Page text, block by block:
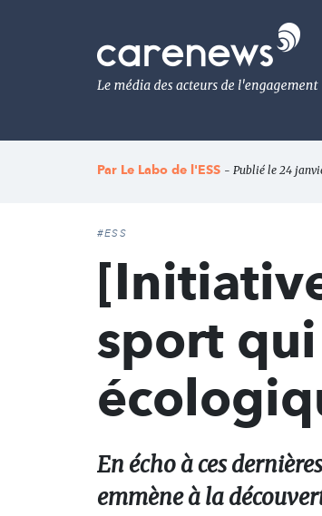
Le
média
de
l'engagement
Par Le Labo de l'ESS - Publié le 24
#ESS
sport
En écho à ces
emmène à la